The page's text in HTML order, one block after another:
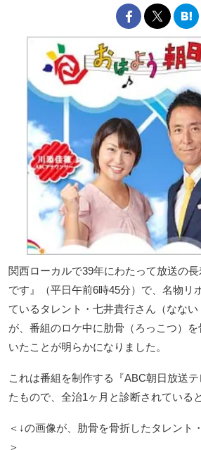
関西ローカルで39年にわたって放送の
です』（平日午前6時45分）で、名物リ
ているタレント・七井貴行さん（なない
が、番組のロケ中に肋骨（ろっこつ）
いたことが明らかになりました。
これは番組を制作する『ABC朝日放送
たもので、全治1ヶ月と診断されている
＜↓の画像が、肋骨を骨折したタレント
＞